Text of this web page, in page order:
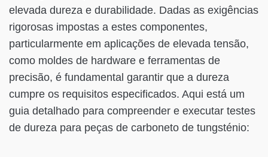
elevada dureza e durabilidade. Dadas as exigências
rigorosas impostas a estes componentes,
particularmente em aplicações de elevada tensão,
como moldes de hardware e ferramentas de
precisão, é fundamental garantir que a dureza
cumpre os requisitos especificados. Aqui está um
guia detalhado para compreender e executar testes
de dureza para peças de carboneto de tungsténio: